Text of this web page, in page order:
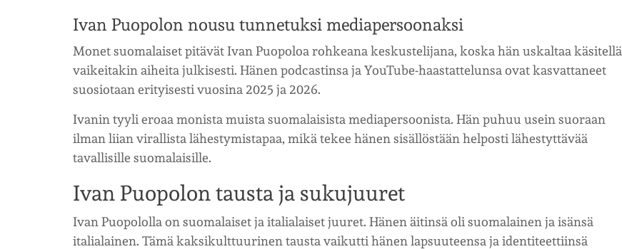
Ivan Puopolon nousu tunnetuksi mediapersoonaksi
Monet suomalaiset pitävät Ivan Puopoloa rohkeana keskustelijana, koska hän uskaltaa käsitellä
vaikeitakin aiheita julkisesti. Hänen podcastinsa ja YouTube-haastattelunsa ovat kasvattaneet
suosiotaan erityisesti vuosina 2025 ja 2026.
Ivanin tyyli eroaa monista muista suomalaisista mediapersoonista. Hän puhuu usein suoraan
ilman liian virallista lähestymistapaa, mikä tekee hänen sisällöstään helposti lähestyttävää
tavallisille suomalaisille.
Ivan Puopolon tausta ja sukujuuret
Ivan Puopololla on suomalaiset ja italialaiset juuret. Hänen äitinsä oli suomalainen ja isänsä
italialainen. Tämä kaksikulttuurinen tausta vaikutti hänen lapsuuteensa ja identiteettiinsä